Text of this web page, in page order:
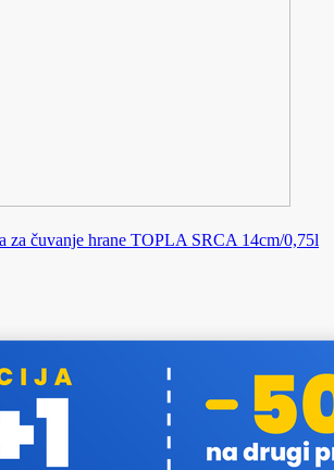
za čuvanje hrane TOPLA SRCA 14cm/0,75l